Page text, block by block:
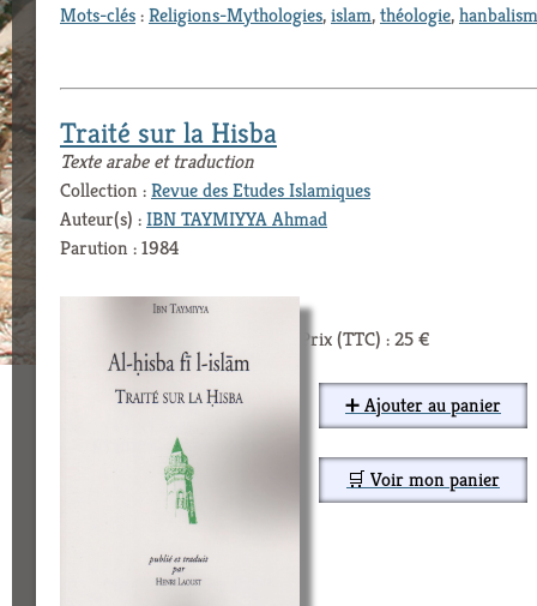
Mots-clés:Religions-Mythologies,islam,théologie,
Traité sur la Hisba
Texte arabe et traduction
Collection :Revue des Etudes Islamiques
Auteur(s) :IBN TAYMIYYA Ahmad
Parution : 1984
Prix (TTC) : 25 €
➕ Ajouter au panier
🛒 Voir mon panier